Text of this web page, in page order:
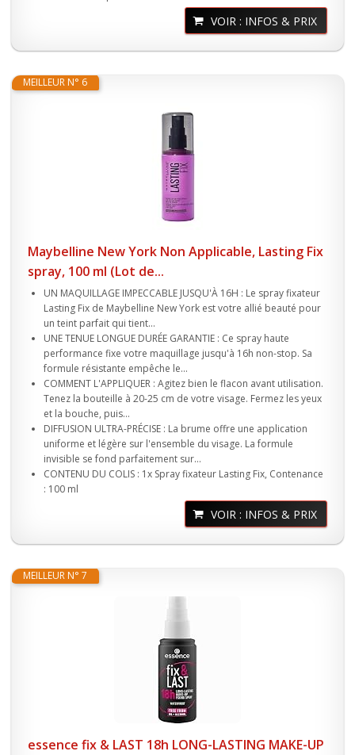
VOIR : INFOS & PRIX
MEILLEUR N° 6
Maybelline New York Non Applicable, Lasting Fix
spray, 100 ml (Lot de...
UN MAQUILLAGE IMPECCABLE JUSQU'À 16H : Le spray fixateur
Lasting Fix de Maybelline New York est votre allié beauté pour
un teint parfait qui tient...
UNE TENUE LONGUE DURÉE GARANTIE : Ce spray haute
performance fixe votre maquillage jusqu'à 16h non-stop. Sa
formule résistante empêche le...
COMMENT L'APPLIQUER : Agitez bien le flacon avant utilisation.
Tenez la bouteille à 20-25 cm de votre visage. Fermez les yeux
et la bouche, puis...
DIFFUSION ULTRA-PRÉCISE : La brume offre une application
uniforme et légère sur l'ensemble du visage. La formule
invisible se fond parfaitement sur...
CONTENU DU COLIS : 1x Spray fixateur Lasting Fix, Contenance
: 100 ml
VOIR : INFOS & PRIX
MEILLEUR N° 7
essence fix & LAST 18h LONG-LASTING MAKE-UP